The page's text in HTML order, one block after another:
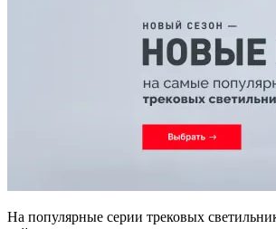
На популярные серии трековых